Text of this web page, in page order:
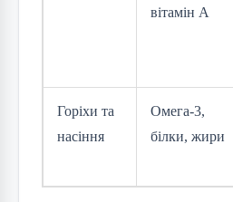
вітамін A
Горіхи та
насіння
Омега-3,
білки, жири